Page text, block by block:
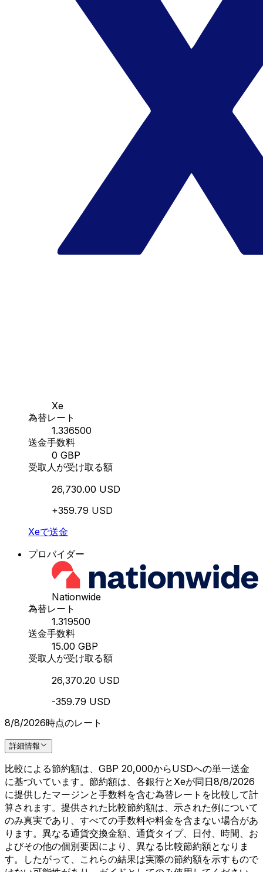
Xe
為替レート
1.336500
送金手数料
0 GBP
受取人が受け取る額
26,730.00 USD
+359.79 USD
Xeで送金
プロバイダー
Nationwide
為替レート
1.319500
送金手数料
15.00 GBP
受取人が受け取る額
26,370.20 USD
-359.79 USD
8/8/2026時点のレート
詳細情報
比較による節約額は、GBP 20,000からUSDへの単一送金
に基づいています。節約額は、各銀行とXeが同日8/8/2026
に提供したマージンと手数料を含む為替レートを比較して計
算されます。提供された比較節約額は、示された例について
のみ真実であり、すべての手数料や料金を含まない場合があ
ります。異なる通貨交換金額、通貨タイプ、日付、時間、お
よびその他の個別要因により、異なる比較節約額となりま
す。したがって、これらの結果は実際の節約額を示すもので